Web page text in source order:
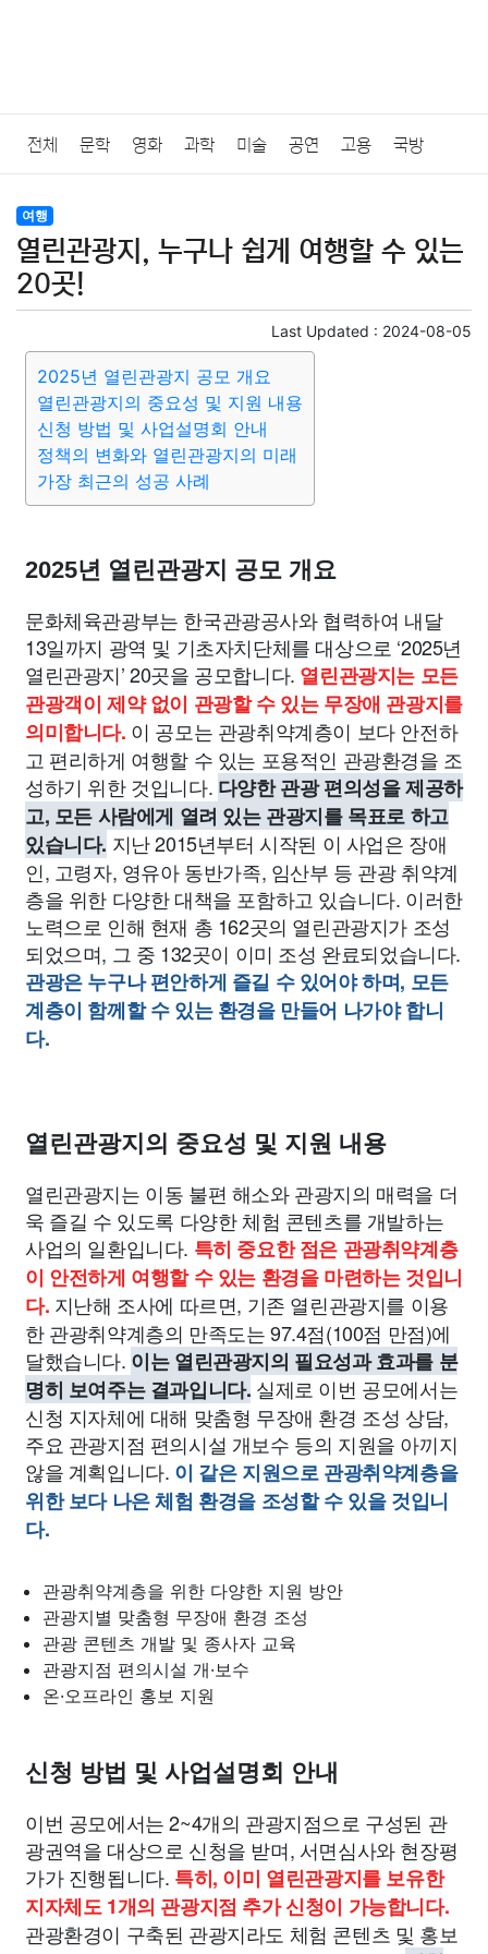
전체 문학 영화 과학 미술 공연 고용 국방
법률
질병 가요 방송 일상 주식 암호화폐 블록체인
미용 증권 인테리어
요리 상품리뷰 원예 금융 게임
대출 자동차 취미 여행 맛집
종교 사회 정치 건강 의료 의학
부동산 외국어 교육 교통 생활 기타
여행
열린관광지, 누구나 쉽게 여행할 수 있는
20곳!
Last Updated : 2024-08-05
2025년 열린관광지 공모 개요
열린관광지의 중요성 및 지원 내용
신청 방법 및 사업설명회 안내
정책의 변화와 열린관광지의 미래
가장 최근의 성공 사례
2025년 열린관광지 공모 개요
문화체육관광부는 한국관광공사와 협력하여 내달
13일까지 광역 및 기초자치단체를 대상으로 ‘2025년
열린관광지’ 20곳을 공모합니다. 열린관광지는 모든
관광객이 제약 없이 관광할 수 있는 무장애 관광지를
의미합니다. 이 공모는 관광취약계층이 보다 안전하
고 편리하게 여행할 수 있는 포용적인 관광환경을 조
성하기 위한 것입니다. 다양한 관광 편의성을 제공하
고, 모든 사람에게 열려 있는 관광지를 목표로 하고
있습니다. 지난 2015년부터 시작된 이 사업은 장애
인, 고령자, 영유아 동반가족, 임산부 등 관광 취약계
층을 위한 다양한 대책을 포함하고 있습니다. 이러한
노력으로 인해 현재 총 162곳의 열린관광지가 조성
되었으며, 그 중 132곳이 이미 조성 완료되었습니다.
관광은 누구나 편안하게 즐길 수 있어야 하며, 모든
계층이 함께할 수 있는 환경을 만들어 나가야 합니
다.
열린관광지의 중요성 및 지원 내용
열린관광지는 이동 불편 해소와 관광지의 매력을 더
욱 즐길 수 있도록 다양한 체험 콘텐츠를 개발하는
사업의 일환입니다. 특히 중요한 점은 관광취약계층
이 안전하게 여행할 수 있는 환경을 마련하는 것입니
다. 지난해 조사에 따르면, 기존 열린관광지를 이용
한 관광취약계층의 만족도는 97.4점(100점 만점)에
달했습니다. 이는 열린관광지의 필요성과 효과를 분
명히 보여주는 결과입니다. 실제로 이번 공모에서는
신청 지자체에 대해 맞춤형 무장애 환경 조성 상담,
주요 관광지점 편의시설 개보수 등의 지원을 아끼지
않을 계획입니다. 이 같은 지원으로 관광취약계층을
위한 보다 나은 체험 환경을 조성할 수 있을 것입니
다.
관광취약계층을 위한 다양한 지원 방안
관광지별 맞춤형 무장애 환경 조성
관광 콘텐츠 개발 및 종사자 교육
관광지점 편의시설 개·보수
온·오프라인 홍보 지원
신청 방법 및 사업설명회 안내
이번 공모에서는 2~4개의 관광지점으로 구성된 관
광권역을 대상으로 신청을 받며, 서면심사와 현장평
가가 진행됩니다. 특히, 이미 열린관광지를 보유한
지자체도 1개의 관광지점 추가 신청이 가능합니다.
관광환경이 구축된 관광지라도 체험 콘텐츠 및 홍보